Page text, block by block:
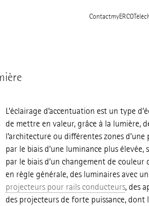
ContactmyERCO
L’éclairage d’accentuation est un type
de mettre en valeur, grâce à la lumière,
l’architecture ou différentes zones
par le biais d’une luminance plus
par le biais d’un changement de
en règle générale, des luminaires avec
projecteurs pour rails conducteurs, des
des projecteurs de forte puissance, dont